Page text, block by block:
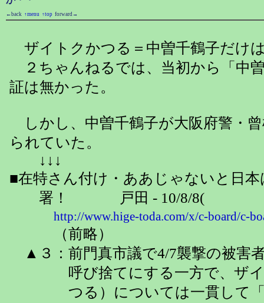
←back ↑menu ↑top forward→
ザイトクかつる＝中曽千鶴子だけ
２ちゃんねるでは、当初から「中
証は無かった。
しかし、中曽千鶴子が大阪府警・
られていた。
↓↓↓
■在特さん付け・ああじゃないと日
署！ 戸田 - 10/8/8(
http://www.hige-toda.com/x/c-board/c-
（前略）
▲３：前門真市議で4/7襲撃の被害
呼び捨てにする一方で、ザイト
つる）については一貫して「中